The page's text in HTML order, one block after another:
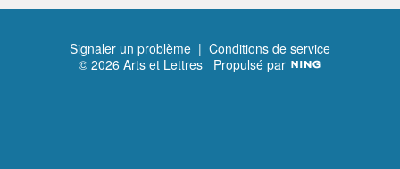
Signaler un problème | Conditions de service
© 2026 Arts et Lettres Propulsé par